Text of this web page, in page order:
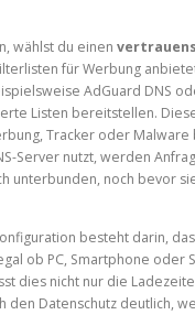
wählst du einen
für Werbung
AdGuard DNS
Listen bereitstellen.
Tracker oder Malware
Server nutzt, werden
unterbunden, noch bevor
besteht darin,
ob PC, Smartphone oder
dies nicht nur die
den Datenschutz deutlich,